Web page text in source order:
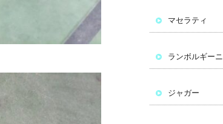
マセラティ
ランボルギーニ
ジャガー